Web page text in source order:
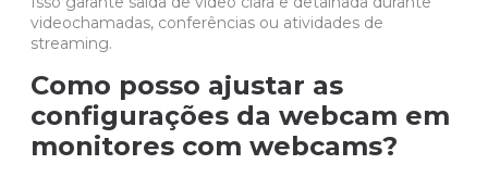
videochamadas, conferências ou atividades de
streaming.
Como posso ajustar as
configurações da webcam em
monitores com webcams?